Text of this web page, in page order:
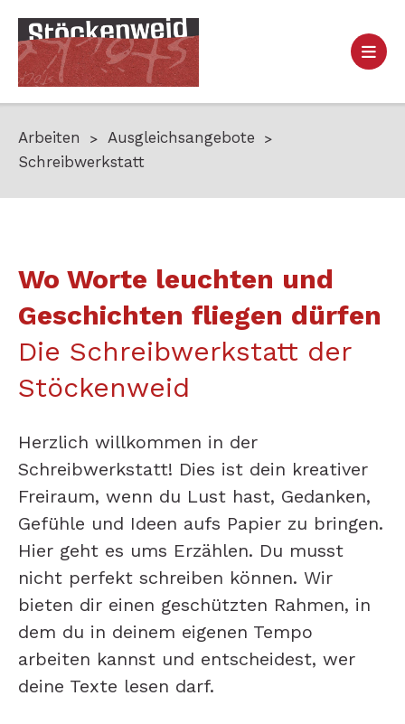
Arbeiten
Ausgleichsangebote
Schreibwerkstatt
Wo Worte leuchten und
Geschichten fliegen dürfen
Die Schreibwerkstatt der
Stöckenweid
Herzlich willkommen in der
Schreibwerkstatt! Dies ist dein kreativer
Freiraum, wenn du Lust hast, Gedanken,
Gefühle und Ideen aufs Papier zu bringen.
Hier geht es ums Erzählen. Du musst
nicht perfekt schreiben können. Wir
bieten dir einen geschützten Rahmen, in
dem du in deinem eigenen Tempo
arbeiten kannst und entscheidest, wer
deine Texte lesen darf.